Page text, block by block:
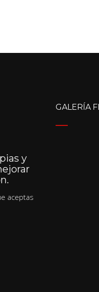
y
aceptas
GALERÍA